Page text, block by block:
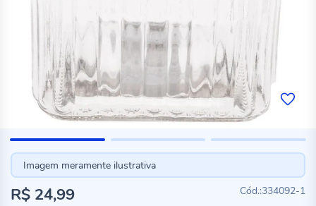
Imagem meramente ilustrativa
334092-1
R$ 24,99